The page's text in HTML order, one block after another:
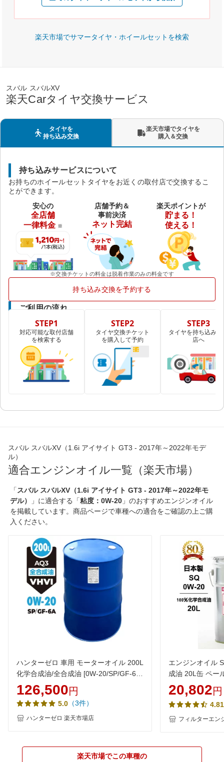
楽天市場でサマータイヤ・ホイールセットを検索
スバル スバルXV
楽天Carタイヤ交換サービス
タイヤを
持ち込み交換
楽天市場でタイヤを
購入＆交換
持ち込みサービスについて
お持ちのホイールセットタイヤをお近くの取付店で交換するこ
とができます。
安心の
全店舗
一律料金 ※
店舗予約＆
事前決済
ネット完結
楽天ポイントが
貯まる！
使える！
※交換チケットの料金は脱着作業のみの料金です
持ち込み交換を予約する
ご利用の流れ
STEP1
対応可能な取付店舗
を検索する
STEP2
タイヤ交換チケット
を購入して予約
STEP3
タイヤを持ち込み取
店へ
スバル スバルXV（1.6i アイサイト GT3 - 2017年～2022年モデ
ル）
適合エンジンオイル一覧（楽天市場）
「スバル スバルXV（1.6i アイサイト GT3 - 2017年～2022年モ
デル）
」に適合する「粘度：0W-20 」のおすすめエンジンオイル
を掲載しています。商品ページで車種への適合をご確認の上ご購
入ください。
ハンターゼロ 車用 モーターオイル 200L
化学合成油/全合成油 [0W-20/SP/GF-6A]
AQ3 100％化学合成油 VHVI 自動車用エ
ンジンオイル【法人限定】
126,500円
5.0 （3件）
ハンターゼロ 楽天市場店
エンジンオイル
成油 20L缶 ペー
イル 0W20 化学
安 激安 安い
20,802円
4.81
フィルターエン
楽天市場でこの車種の